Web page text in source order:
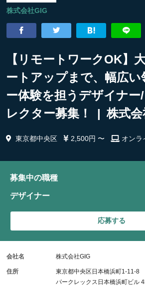
株式会社GIG
【リモートワークOK】
ートアップまで、幅広
ー体験を担うデザイナー
レクター募集！ | 株式会
東京都中央区 2,500円 〜 オンラ
募集中の職種
デザイナー
応募する
会社名 株式会社GIG
住所
東京都中央区日本橋浜町1-11-8
パークレックス日本橋浜町ビル